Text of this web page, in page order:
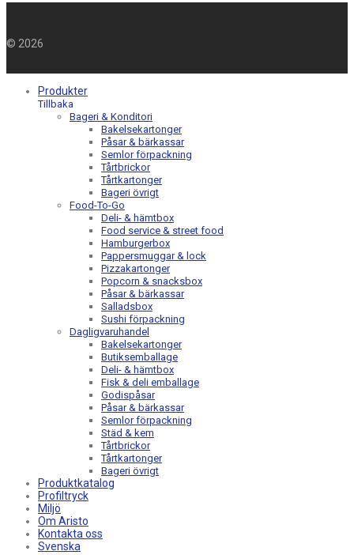
© 2026
Produkter
Tillbaka
Bageri & Konditori
Bakelsekartonger
Påsar & bärkassar
Semlor förpackning
Tårtbrickor
Tårtkartonger
Bageri övrigt
Food-To-Go
Deli- & hämtbox
Food service & street food
Hamburgerbox
Pappersmuggar & lock
Pizzakartonger
Popcorn & snacksbox
Påsar & bärkassar
Salladsbox
Sushi förpackning
Dagligvaruhandel
Bakelsekartonger
Butiksemballage
Deli- & hämtbox
Fisk & deli emballage
Godispåsar
Påsar & bärkassar
Semlor förpackning
Städ & kem
Tårtbrickor
Tårtkartonger
Bageri övrigt
Produktkatalog
Profiltryck
Miljö
Om Aristo
Kontakta oss
Svenska